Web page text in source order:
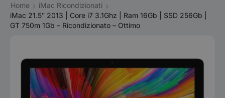
Home
iMac Ricondizionati
iMac 21.5″ 2013 | Core i7 3.1Ghz | Ram 16Gb | SSD 256Gb |
GT 750m 1Gb – Ricondizionato – Ottimo